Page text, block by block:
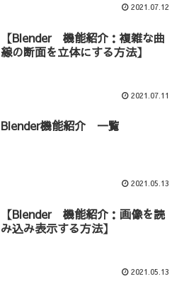
2021.07.12
【Blender 機能紹介：複雑な曲
線の断面を立体にする方法】
2021.07.11
Blender機能紹介 一覧
2021.05.13
【Blender 機能紹介：画像を読
み込み表示する方法】
2021.05.13